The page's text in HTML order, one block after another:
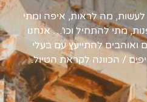
לעשות, מה לראות, איפה ומתי
מתי להתחיל וכו'… אנחנו
ואוהבים להתייעץ עם בעלי
/ הכוונה לקראת הטיול.